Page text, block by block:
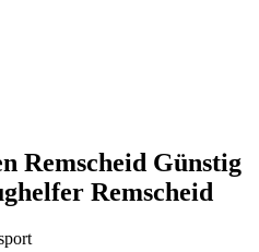
Remscheid Günstig
Remscheid